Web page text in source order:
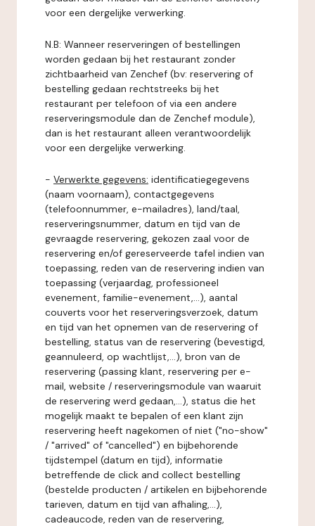
voor een dergelijke verwerking.
N.B: Wanneer reserveringen of bestellingen
worden gedaan bij het restaurant zonder
zichtbaarheid van Zenchef (bv: reservering of
bestelling gedaan rechtstreeks bij het
restaurant per telefoon of via een andere
reserveringsmodule dan de Zenchef module),
dan is het restaurant alleen verantwoordelijk
voor een dergelijke verwerking.
- Verwerkte gegevens: identificatiegegevens
(naam voornaam), contactgegevens
(telefoonnummer, e-mailadres), land/taal,
reserveringsnummer, datum en tijd van de
gevraagde reservering, gekozen zaal voor de
reservering en/of gereserveerde tafel indien van
toepassing, reden van de reservering indien van
toepassing (verjaardag, professioneel
evenement, familie-evenement,...), aantal
couverts voor het reserveringsverzoek, datum
en tijd van het opnemen van de reservering of
bestelling, status van de reservering (bevestigd,
geannuleerd, op wachtlijst,...), bron van de
reservering (passing klant, reservering per e-
mail, website / reserveringsmodule van waaruit
de reservering werd gedaan,...), status die het
mogelijk maakt te bepalen of een klant zijn
reservering heeft nagekomen of niet ("no-show"
/ "arrived" of "cancelled") en bijbehorende
tijdstempel (datum en tijd), informatie
betreffende de click and collect bestelling
(bestelde producten / artikelen en bijbehorende
tarieven, datum en tijd van afhaling,...),
cadeaucode, reden van de reservering,